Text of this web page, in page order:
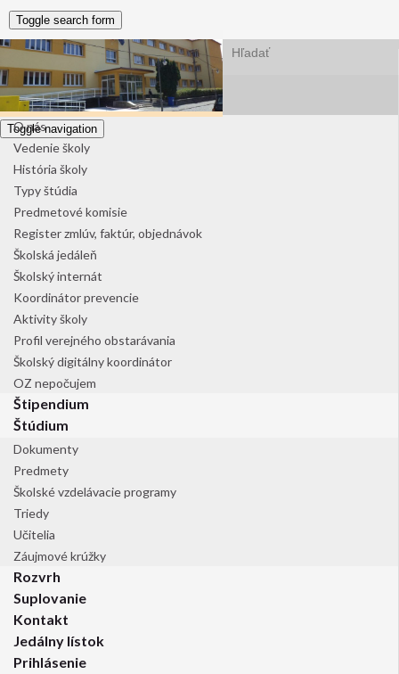
Toggle search form
Search for:
Toggle navigation
Domov
Aktuality
O škole
O nás
Vedenie školy
História školy
Typy štúdia
Predmetové komisie
Register zmlúv, faktúr, objednávok
Školská jedáleň
Školský internát
Koordinátor prevencie
Aktivity školy
Profil verejného obstarávania
Školský digitálny koordinátor
OZ nepočujem
Štipendium
Štúdium
Dokumenty
Predmety
Školské vzdelávacie programy
Triedy
Učitelia
Záujmové krúžky
Rozvrh
Suplovanie
Kontakt
Jedálny lístok
Prihlásenie